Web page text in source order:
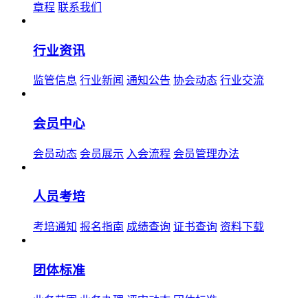
章程 联系我们
行业资讯
监管信息 行业新闻 通知公告 协会动态 行业交流
会员中心
会员动态 会员展示 入会流程 会员管理办法
人员考培
考培通知 报名指南 成绩查询 证书查询 资料下载
团体标准